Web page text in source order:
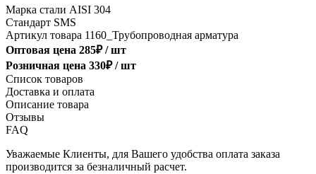
Марка стали AISI 304
Стандарт SMS
Артикул товара 1160_Трубопроводная арматура
Оптовая цена 285₽ /шт
Розничная цена 330₽ /шт
Список товаров
Доставка и оплата
Описание товара
Отзывы
FAQ
Уважаемые Клиенты, для Вашего удобства оплата заказа
производится за безналичный расчет.